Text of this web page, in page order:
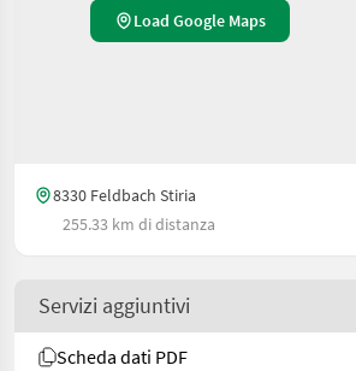
Load Google Maps
8330 Feldbach Stiria
255.33 km di distanza
Servizi aggiuntivi
Scheda dati PDF